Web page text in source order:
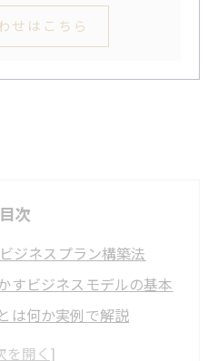
せはこちら
目次
ジネスプラン構築法
すビジネスモデルの基本
は何か実例で解説
に必要な構築ステップ